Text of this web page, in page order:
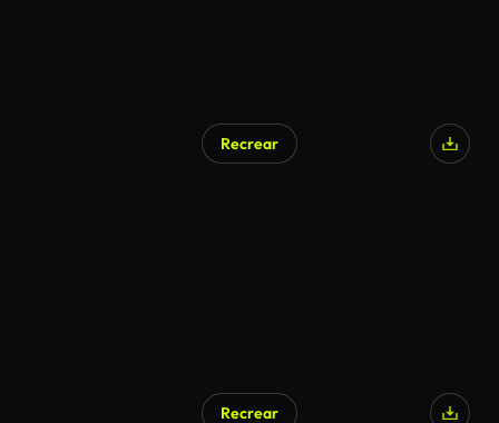
Recrear
Recrear